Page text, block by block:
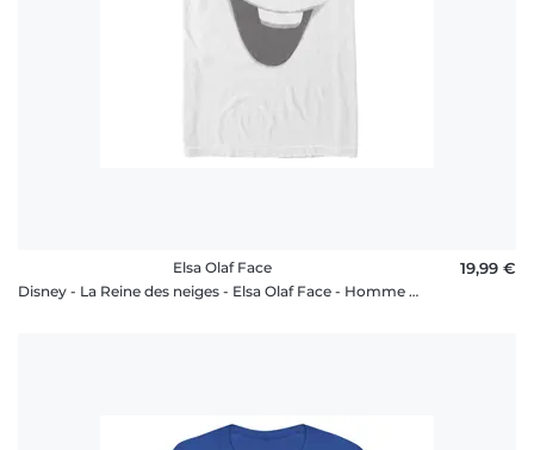
Elsa Olaf Face
Disney - La Reine des neiges - Elsa Olaf Face - Homme T-shirt
19,99 €